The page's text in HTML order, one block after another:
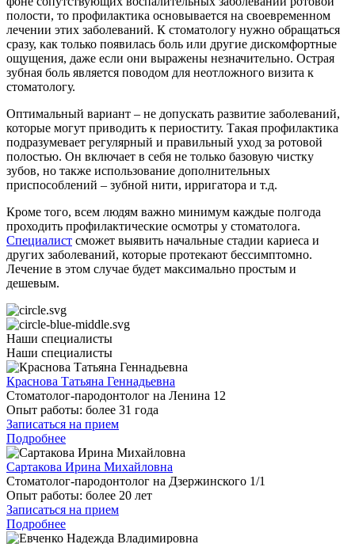
полости, то профилактика основывается на своевременном
лечении этих заболеваний. К стоматологу нужно обращаться
сразу, как только появилась боль или другие дискомфортные
ощущения, даже если они выражены незначительно. Острая
зубная боль является поводом для неотложного визита к
стоматологу.
Оптимальный вариант – не допускать развитие заболеваний,
которые могут приводить к периоститу. Такая профилактика
подразумевает регулярный и правильный уход за ротовой
полостью. Он включает в себя не только базовую чистку
зубов, но также использование дополнительных
приспособлений – зубной нити, ирригатора и т.д.
Кроме того, всем людям важно минимум каждые полгода
проходить профилактические осмотры у стоматолога.
Специалист сможет выявить начальные стадии кариеса и
других заболеваний, которые протекают бессимптомно.
Лечение в этом случае будет максимально простым и
дешевым.
Наши специалисты
Наши специалисты
Краснова Татьяна Геннадьевна
Стоматолог-пародонтолог на Ленина 12
Опыт работы: более 31 года
Записаться на прием
Подробнее
Сартакова Ирина Михайловна
Стоматолог-пародонтолог на Дзержинского 1/1
Опыт работы: более 20 лет
Записаться на прием
Подробнее